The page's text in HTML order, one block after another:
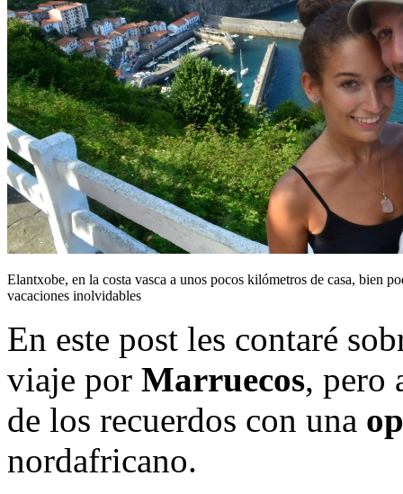
Elantxobe, en la costa vasca a unos pocos kilómetros de casa, bien
vacaciones inolvidables
En este post les contaré
viaje por Marruecos, pero
de los recuerdos con una
nordafricano.